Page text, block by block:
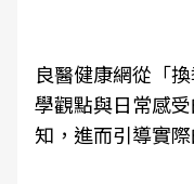
良醫健康網從「
學觀點與日常感
知，進而引導實